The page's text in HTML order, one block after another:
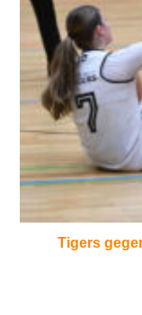
Tigers